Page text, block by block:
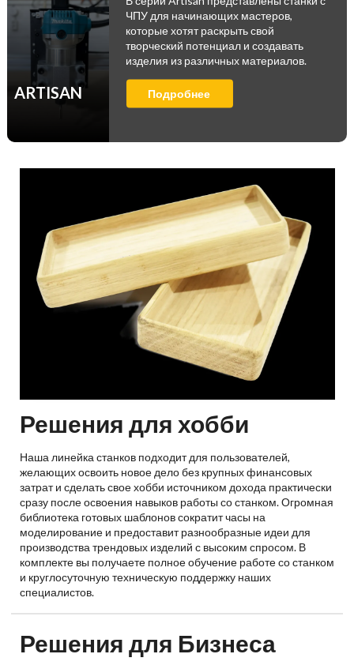
ARTISAN
ЧПУ для начинающих мастеров,
которые хотят раскрыть свой
творческий потенциал и создавать
изделия из различных материалов.
Подробнее
Решения для хобби
Наша линейка станков подходит для пользователей,
желающих освоить новое дело без крупных финансовых
затрат и сделать свое хобби источником дохода практически
сразу после освоения навыков работы со станком. Огромная
библиотека готовых шаблонов сократит часы на
моделирование и предоставит разнообразные идеи для
производства трендовых изделий с высоким спросом. В
комплекте вы получаете полное обучение работе со станком
и круглосуточную техническую поддержку наших
специалистов.
Решения для Бизнеса